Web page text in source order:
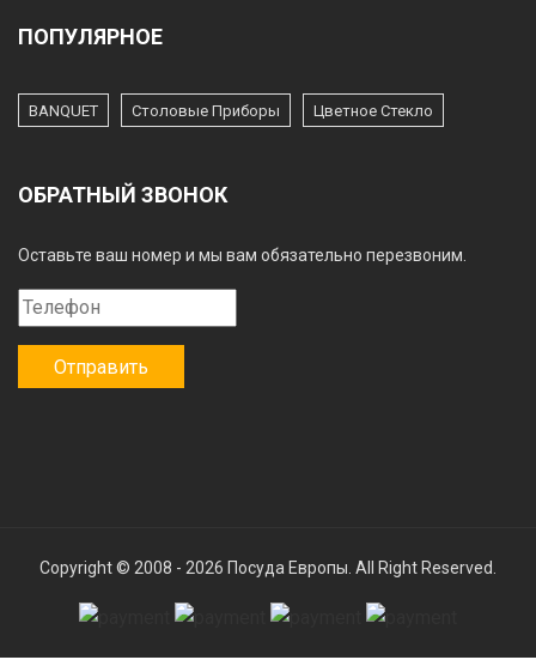
ПОПУЛЯРНОЕ
BANQUET Столовые Приборы Цветное Стекло
ОБРАТНЫЙ ЗВОНОК
Оставьте ваш номер и мы вам обязательно перезвоним.
Copyright © 2008 - 2026 Посуда Европы . All Right Reserved.